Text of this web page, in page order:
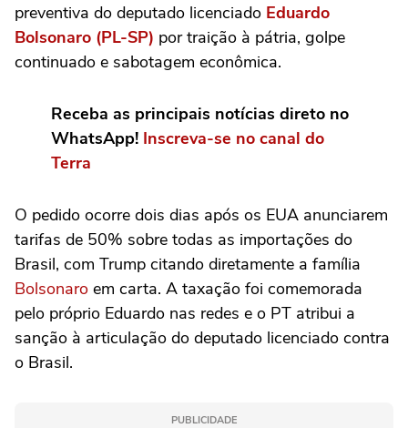
preventiva do deputado licenciado Eduardo
Bolsonaro (PL-SP) por traição à pátria, golpe
continuado e sabotagem econômica.
Receba as principais notícias direto no
WhatsApp! Inscreva-se no canal do
Terra
O pedido ocorre dois dias após os EUA anunciarem
tarifas de 50% sobre todas as importações do
Brasil, com Trump citando diretamente a família
Bolsonaro em carta. A taxação foi comemorada
pelo próprio Eduardo nas redes e o PT atribui a
sanção à articulação do deputado licenciado contra
o Brasil.
PUBLICIDADE